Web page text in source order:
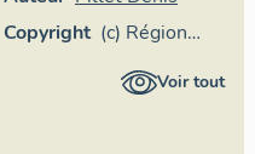
Copyright (c) Région
Pays de laVoir tout